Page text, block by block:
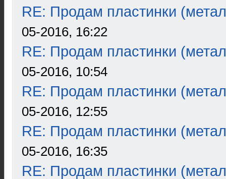
RE: Продам пластинки
05-2016, 16:22
RE: Продам пластинки
05-2016, 10:54
RE: Продам пластинки
05-2016, 12:55
RE: Продам пластинки
05-2016, 16:35
RE: Продам пластинки